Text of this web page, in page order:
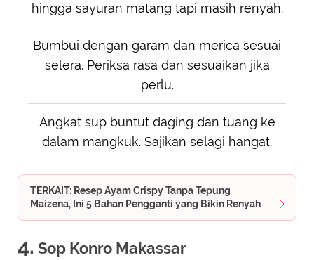
hingga sayuran matang tapi masih renyah.
Bumbui dengan garam dan merica sesuai
selera. Periksa rasa dan sesuaikan jika
perlu.
Angkat sup buntut daging dan tuang ke
dalam mangkuk. Sajikan selagi hangat.
TERKAIT: Resep Ayam Crispy Tanpa Tepung
Maizena, Ini 5 Bahan Pengganti yang Bikin Renyah
4. Sop Konro Makassar